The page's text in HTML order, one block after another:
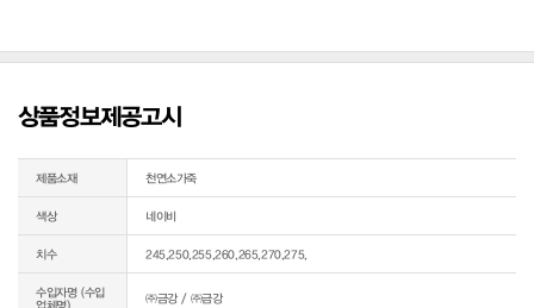
상품정보제공고시
제품소재 천연소가죽
색상 네이비
치수 245,250,255,260,265,270,275,
수입자명 (수입
업체명)
㈜금강 / ㈜금강